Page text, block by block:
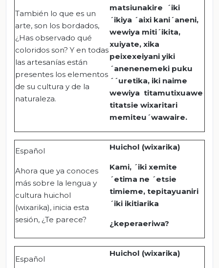
También lo que es un
arte, son los bordados,
¿Has observado qué
coloridos son? Y en todas
las artesanías están
presentes los elementos
de su cultura y de la
naturaleza.
matsiunakire ´iki
´ikiya ´aixi kani´aneni,
wewiya miti´ikita,
xuiyate, xika
peixexeiyani yiki
´anenenemeki puku
´´uretika, iki naime
wewiya titamutixuawe
titatsie wixaritari
memiteu´wawaire.
Español
Ahora que ya conoces
más sobre la lengua y
cultura huichol
(wixarika), inicia esta
sesión, ¿Te parece?
Huichol (wixarika)
Kami, ´iki xemite
´etima ne ´etsie
timieme, tepitayuaniri
´iki ikitiarika
¿keperaeriwa?
Español
Huichol (wixarika)